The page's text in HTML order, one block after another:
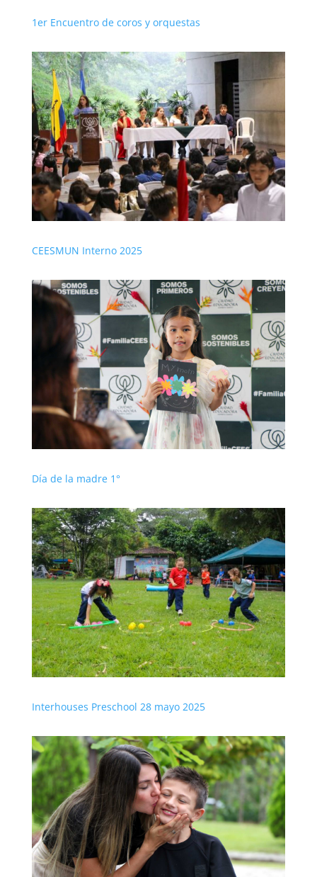
1er Encuentro de coros y orquestas
CEESMUN Interno 2025
Día de la madre 1°
Interhouses Preschool 28 mayo 2025